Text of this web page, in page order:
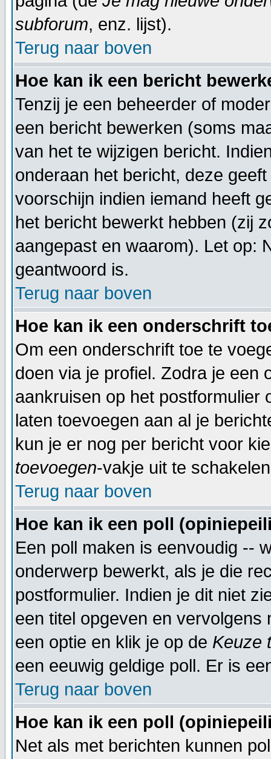
subforum, enz. lijst).
Terug naar boven
Hoe kan ik een bericht
Tenzij je een beheerder of
een bericht bewerken (soms
van het te wijzigen bericht.
onderaan het bericht, deze
voorschijn indien iemand heeft
het bericht bewerkt hebben (zij
aangepast en waarom). Let op:
geantwoord is.
Terug naar boven
Hoe kan ik een onderschrift
Om een onderschrift toe te
doen via je profiel. Zodra je
aankruisen op het postformulier
laten toevoegen aan al je
kun je er nog per bericht voor
toevoegen-vakje uit te
Terug naar boven
Hoe kan ik een poll
Een poll maken is eenvoudig --
onderwerp bewerkt, als je die
postformulier. Indien je dit niet
een titel opgeven en
een optie en klik je op de Keuze
een eeuwig geldige poll. Er is
Terug naar boven
Hoe kan ik een poll
Net als met berichten kunnen